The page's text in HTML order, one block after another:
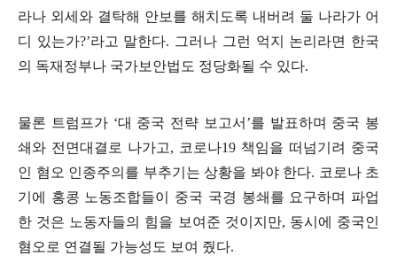
라나 외세와 결탁해 안보를 해치도록 내버려 둘 나라가 어
디 있는가?’라고 말한다. 그러나 그런 억지 논리라면 한국
의 독재정부나 국가보안법도 정당화될 수 있다.
물론 트럼프가 ‘대 중국 전략 보고서 ’를 발표하며 중국 봉
쇄와 전면대결로 나가고, 코로나19 책임을 떠넘기려 중국
인 혐오 인종주의를 부추기는 상황을 봐야 한다. 코로나 초
기에 홍콩 노동조합들이 중국 국경 봉쇄를 요구하며 파업
한 것은 노동자들의 힘을 보여준 것이지만, 동시에 중국인
혐오로 연결될 가능성도 보여 줬다.